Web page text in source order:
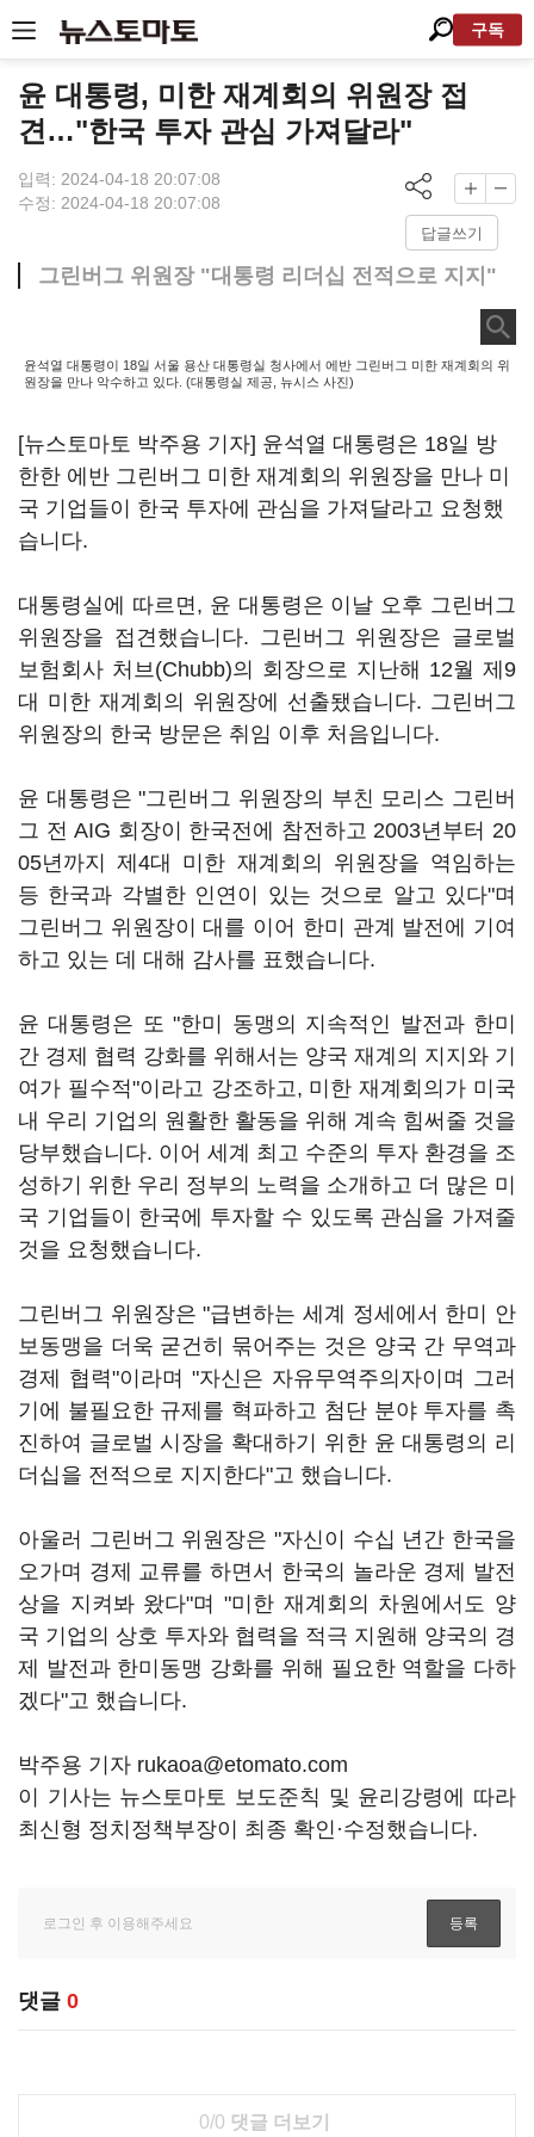
구독
윤 대통령, 미한 재계회의 위원장 접
견…"한국 투자 관심 가져달라"
입력: 2024-04-18 20:07:08
수정: 2024-04-18 20:07:08
답글쓰기
그린버그 위원장 "대통령 리더십 전적으로 지지"
윤석열 대통령이 18일 서울 용산 대통령실 청사에서 에반 그린버그 미한 재계회의 위
원장을 만나 악수하고 있다. (대통령실 제공, 뉴시스 사진)
[뉴스토마토 박주용 기자] 윤석열 대통령은 18일 방
한한 에반 그린버그 미한 재계회의 위원장을 만나 미
국 기업들이 한국 투자에 관심을 가져달라고 요청했
습니다.
대통령실에 따르면, 윤 대통령은 이날 오후 그린버그
위원장을 접견했습니다. 그린버그 위원장은 글로벌
보험회사 처브(Chubb)의 회장으로 지난해 12월 제9
대 미한 재계회의 위원장에 선출됐습니다. 그린버그
위원장의 한국 방문은 취임 이후 처음입니다.
윤 대통령은 "그린버그 위원장의 부친 모리스 그린버
그 전 AIG 회장이 한국전에 참전하고 2003년부터 20
05년까지 제4대 미한 재계회의 위원장을 역임하는
등 한국과 각별한 인연이 있는 것으로 알고 있다"며
그린버그 위원장이 대를 이어 한미 관계 발전에 기여
하고 있는 데 대해 감사를 표했습니다.
윤 대통령은 또 "한미 동맹의 지속적인 발전과 한미
간 경제 협력 강화를 위해서는 양국 재계의 지지와 기
여가 필수적"이라고 강조하고, 미한 재계회의가 미국
내 우리 기업의 원활한 활동을 위해 계속 힘써줄 것을
당부했습니다. 이어 세계 최고 수준의 투자 환경을 조
성하기 위한 우리 정부의 노력을 소개하고 더 많은 미
국 기업들이 한국에 투자할 수 있도록 관심을 가져줄
것을 요청했습니다.
그린버그 위원장은 "급변하는 세계 정세에서 한미 안
보동맹을 더욱 굳건히 묶어주는 것은 양국 간 무역과
경제 협력"이라며 "자신은 자유무역주의자이며 그러
기에 불필요한 규제를 혁파하고 첨단 분야 투자를 촉
진하여 글로벌 시장을 확대하기 위한 윤 대통령의 리
더십을 전적으로 지지한다"고 했습니다.
아울러 그린버그 위원장은 "자신이 수십 년간 한국을
오가며 경제 교류를 하면서 한국의 놀라운 경제 발전
상을 지켜봐 왔다"며 "미한 재계회의 차원에서도 양
국 기업의 상호 투자와 협력을 적극 지원해 양국의 경
제 발전과 한미동맹 강화를 위해 필요한 역할을 다하
겠다"고 했습니다.
박주용 기자 rukaoa@etomato.com
이 기사는 뉴스토마토 보도준칙 및 윤리강령에 따라
최신형 정치정책부장이 최종 확인·수정했습니다.
댓글 0
0/0 댓글 더보기